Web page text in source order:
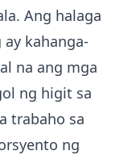
Ang halaga
kahanga-
na ang mga
ng higit sa
trabaho sa
ng